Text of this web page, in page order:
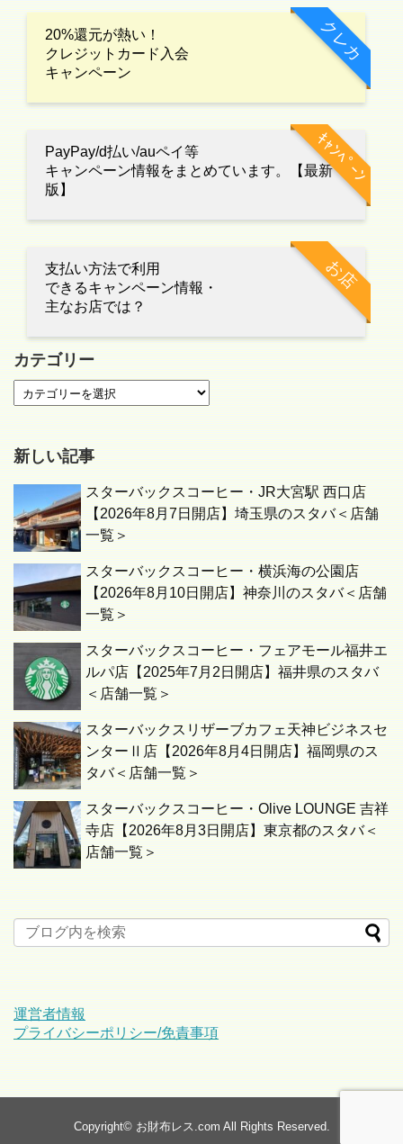
クレカ
20%還元が熱い！
クレジットカード入会
キャンペーン
ｷｬﾝﾍﾟｰﾝ
PayPay/d払い/auペイ等
キャンペーン情報をまとめています。【最新
版】
お店
支払い方法で利用
できるキャンペーン情報・
主なお店では？
カテゴリー
新しい記事
スターバックスコーヒー・JR大宮駅 西口店
【2026年8月7日開店】埼玉県のスタバ＜店舗
一覧＞
スターバックスコーヒー・横浜海の公園店
【2026年8月10日開店】神奈川のスタバ＜店舗
一覧＞
スターバックスコーヒー・フェアモール福井エ
ルパ店【2025年7月2日開店】福井県のスタバ
＜店舗一覧＞
スターバックスリザーブカフェ天神ビジネスセ
ンターⅡ店【2026年8月4日開店】福岡県のス
タバ＜店舗一覧＞
スターバックスコーヒー・Olive LOUNGE 吉祥
寺店【2026年8月3日開店】東京都のスタバ＜
店舗一覧＞
運営者情報
プライバシーポリシー/免責事項
Copyright© お財布レス.com All Rights Reserved.